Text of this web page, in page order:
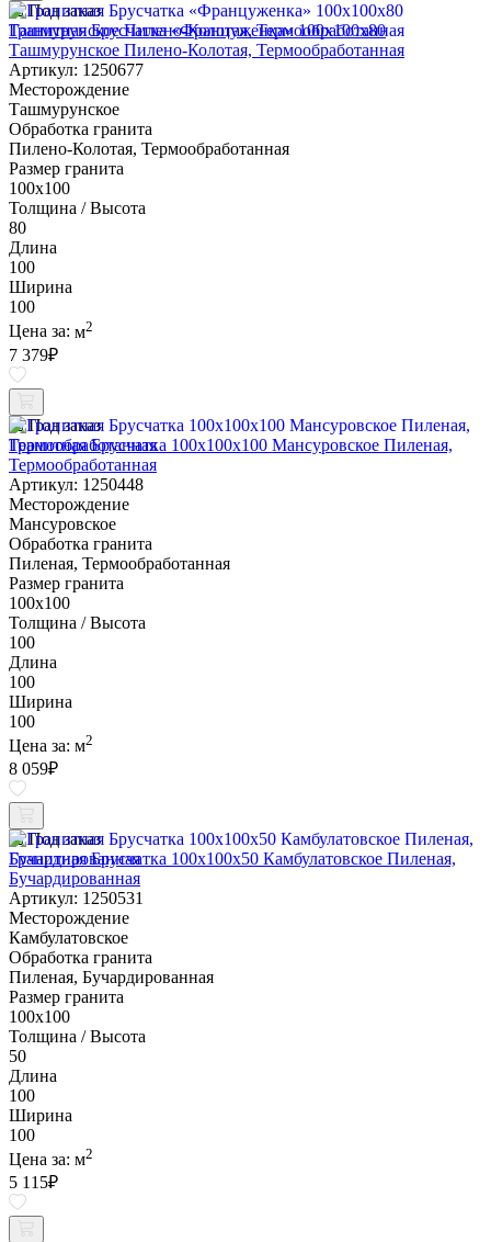
Под заказ
Гранитная Брусчатка «Француженка» 100х100x80
Ташмурунское Пилено-Колотая, Термообработанная
Артикул: 1250677
Месторождение
Ташмурунское
Обработка гранита
Пилено-Колотая, Термообработанная
Размер гранита
100х100
Толщина / Высота
80
Длина
100
Ширина
100
Цена за: м2
7 379₽
Под заказ
Гранитная Брусчатка 100х100x100 Мансуровское Пиленая,
Термообработанная
Артикул: 1250448
Месторождение
Мансуровское
Обработка гранита
Пиленая, Термообработанная
Размер гранита
100х100
Толщина / Высота
100
Длина
100
Ширина
100
Цена за: м2
8 059₽
Под заказ
Гранитная Брусчатка 100х100x50 Камбулатовское Пиленая,
Бучардированная
Артикул: 1250531
Месторождение
Камбулатовское
Обработка гранита
Пиленая, Бучардированная
Размер гранита
100х100
Толщина / Высота
50
Длина
100
Ширина
100
Цена за: м2
5 115₽